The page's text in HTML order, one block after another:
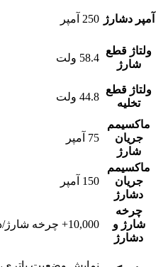
آمپر دشارژ 250 آمپر
ولتاژ قطع
شارژ
58.4 ولت
ولتاژ قطع
تخلیه
44.8 ولت
ماکسیمم
جریان
شارژ
75 آمپر
ماکسیمم
جریان
دشارژ
150 آمپر
چرخه
شارژ و
دشارژ
10,000+ چرخه شارژ/دشارژ (در حالت 80% DoD)